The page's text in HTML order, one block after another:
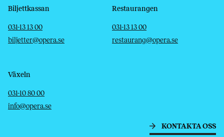
Biljettkassan
Telefon
031-13 13 00
E-post
biljetter@opera.se
Restaurangen
Telefon
031-13 13 00
E-post
restaurang@opera.se
Växeln
Telefon
031-10 80 00
E-post
info@opera.se
KONTAKTA OSS